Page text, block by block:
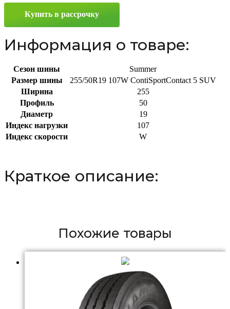
255/50
107W
Купить в рассрочку
Информация о товаре:
Сезон шины
Summer
Размер шины
255/50R19 107W ContiSportContact 5 SUV
Ширина
255
Профиль
50
Диаметр
19
Индекс нагрузки
107
Индекс скорости
W
Краткое описание:
Похожие товары